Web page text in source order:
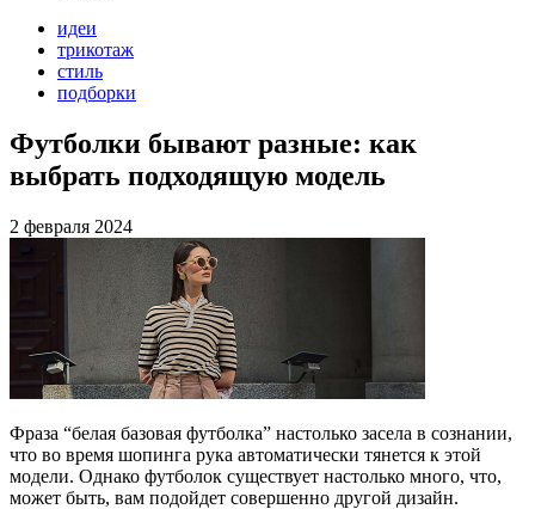
идеи
трикотаж
стиль
подборки
Футболки бывают разные: как
выбрать подходящую модель
2 февраля 2024
Фраза “белая базовая футболка” настолько засела в сознании,
что во время шопинга рука автоматически тянется к этой
модели. Однако футболок существует настолько много, что,
может быть, вам подойдет совершенно другой дизайн.